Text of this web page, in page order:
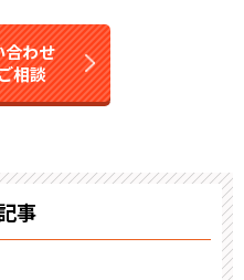
合わせ
相談
事